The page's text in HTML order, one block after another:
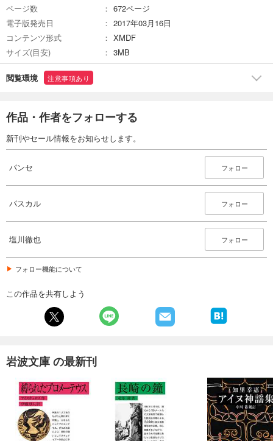
ページ数
672ページ
電子版発売日
2017年03月16日
コンテンツ形式
XMDF
サイズ(目安)
3MB
閲覧環境 注意事項あり
作品・作者をフォローする
新刊やセール情報をお知らせします。
パンセ フォロー
パスカル フォロー
塩川徹也 フォロー
フォロー機能について
この作品を共有しよう
岩波文庫 の最新刊